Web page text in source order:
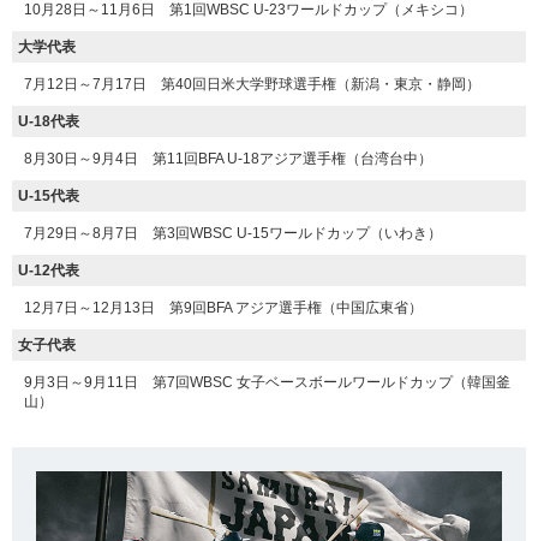
10月28日～11月6日 第1回WBSC U-23ワールドカップ（メキシコ）
大学代表
7月12日～7月17日 第40回日米大学野球選手権（新潟・東京・静岡）
U-18代表
8月30日～9月4日 第11回BFA U-18アジア選手権（台湾台中）
U-15代表
7月29日～8月7日 第3回WBSC U-15ワールドカップ（いわき）
U-12代表
12月7日～12月13日 第9回BFA アジア選手権（中国広東省）
女子代表
9月3日～9月11日 第7回WBSC 女子ベースボールワールドカップ（韓国釜
山）